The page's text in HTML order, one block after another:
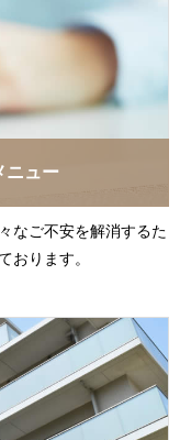
ニュー
なご不安を解消するた
おります。